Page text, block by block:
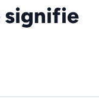
signifie